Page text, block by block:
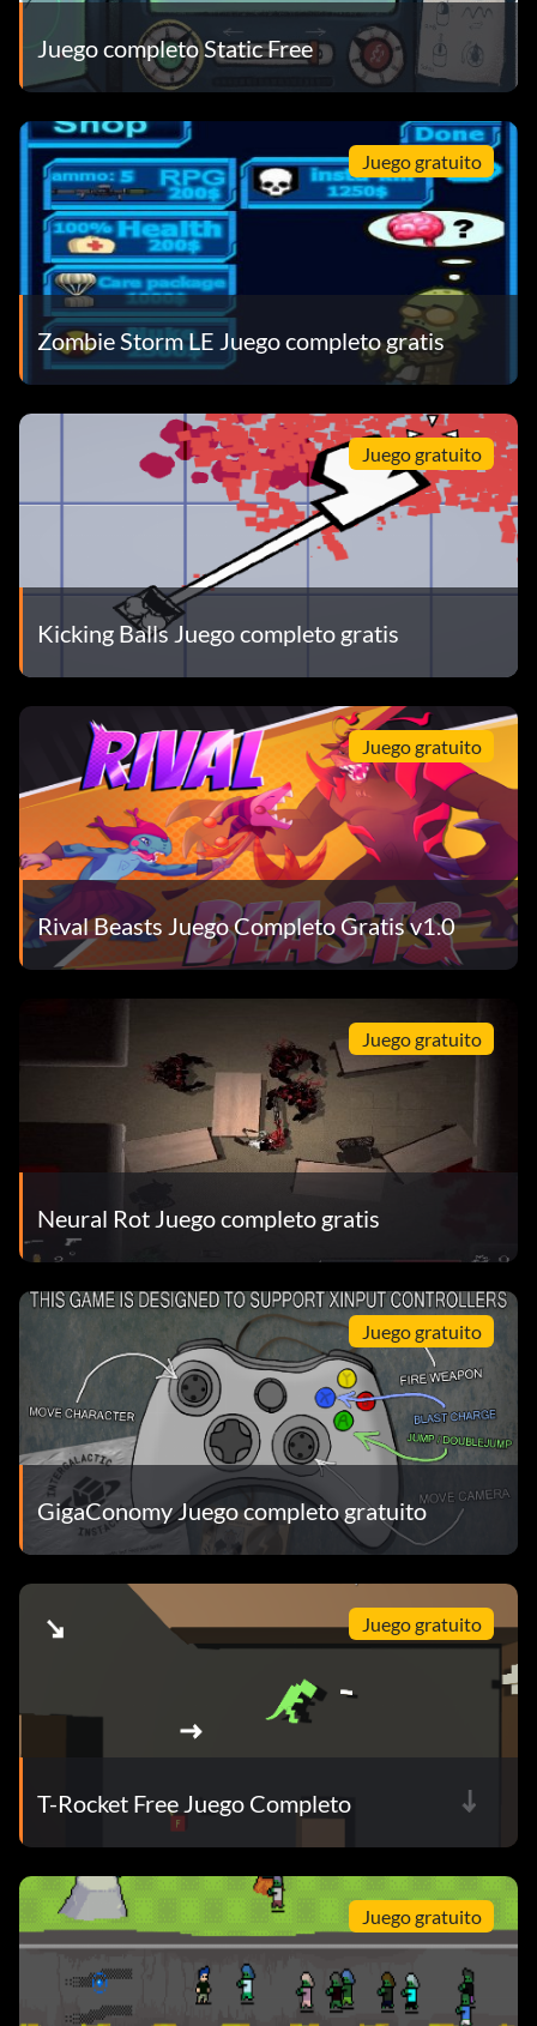
Juego completo Static Free
Juego gratuito
Zombie Storm LE Juego completo gratis
Juego gratuito
Kicking Balls Juego completo gratis
Juego gratuito
Rival Beasts Juego Completo Gratis v1.0
Juego gratuito
Neural Rot Juego completo gratis
Juego gratuito
GigaConomy Juego completo gratuito
Juego gratuito
T-Rocket Free Juego Completo
Juego gratuito